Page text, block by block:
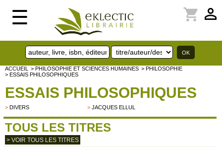
☰ perm_identity
shopping_cart
ACCUEIL > PHILOSOPHIE ET SCIENCES HUMAINES > PHILOSOPHIE
> ESSAIS PHILOSOPHIQUES
ESSAIS PHILOSOPHIQUES
> DIVERS >JACQUES ELLUL
TOUS LES TITRES
> VOIR TOUS LES TITRES